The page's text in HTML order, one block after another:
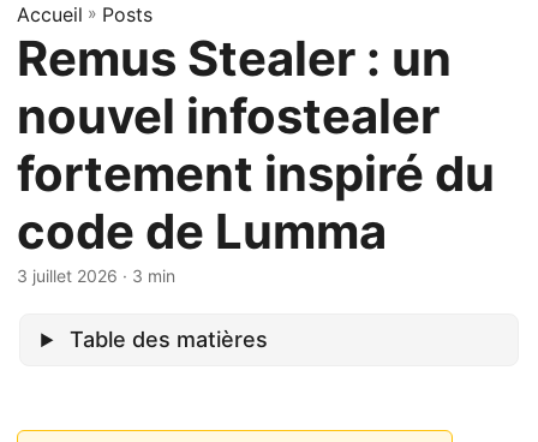
Accueil » Posts
Remus Stealer : un
nouvel infostealer
fortement inspiré du
code de Lumma
3 juillet 2026 · 3 min
Table des matières